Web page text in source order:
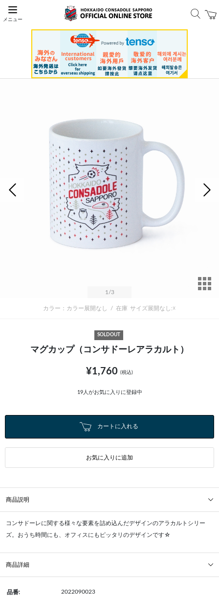
メニュー
前の画像
1 /3
カラー：カラー展開なし / 在庫 サイズ展開なし:☓
SOLDOUT
マグカップ（コンサドーレアラカルト）
¥1,760 (税込)
19人がお気に入りに登録中
カートに入れる
お気に入りに追加
商品説明
コンサドーレに関する様々な要素を詰め込んだデザインのアラカルトシリー
ズ。おうち時間にも、オフィスにもピッタリのデザインです☆
商品詳細
品番: 2022090023